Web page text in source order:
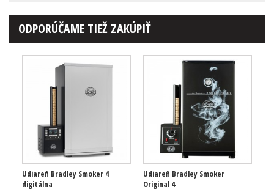
ODPORÚČAME TIEŽ ZAKÚPIŤ
Udiareň Bradley Smoker 4
digitálna
Udiareň Bradley Smoker
Original 4